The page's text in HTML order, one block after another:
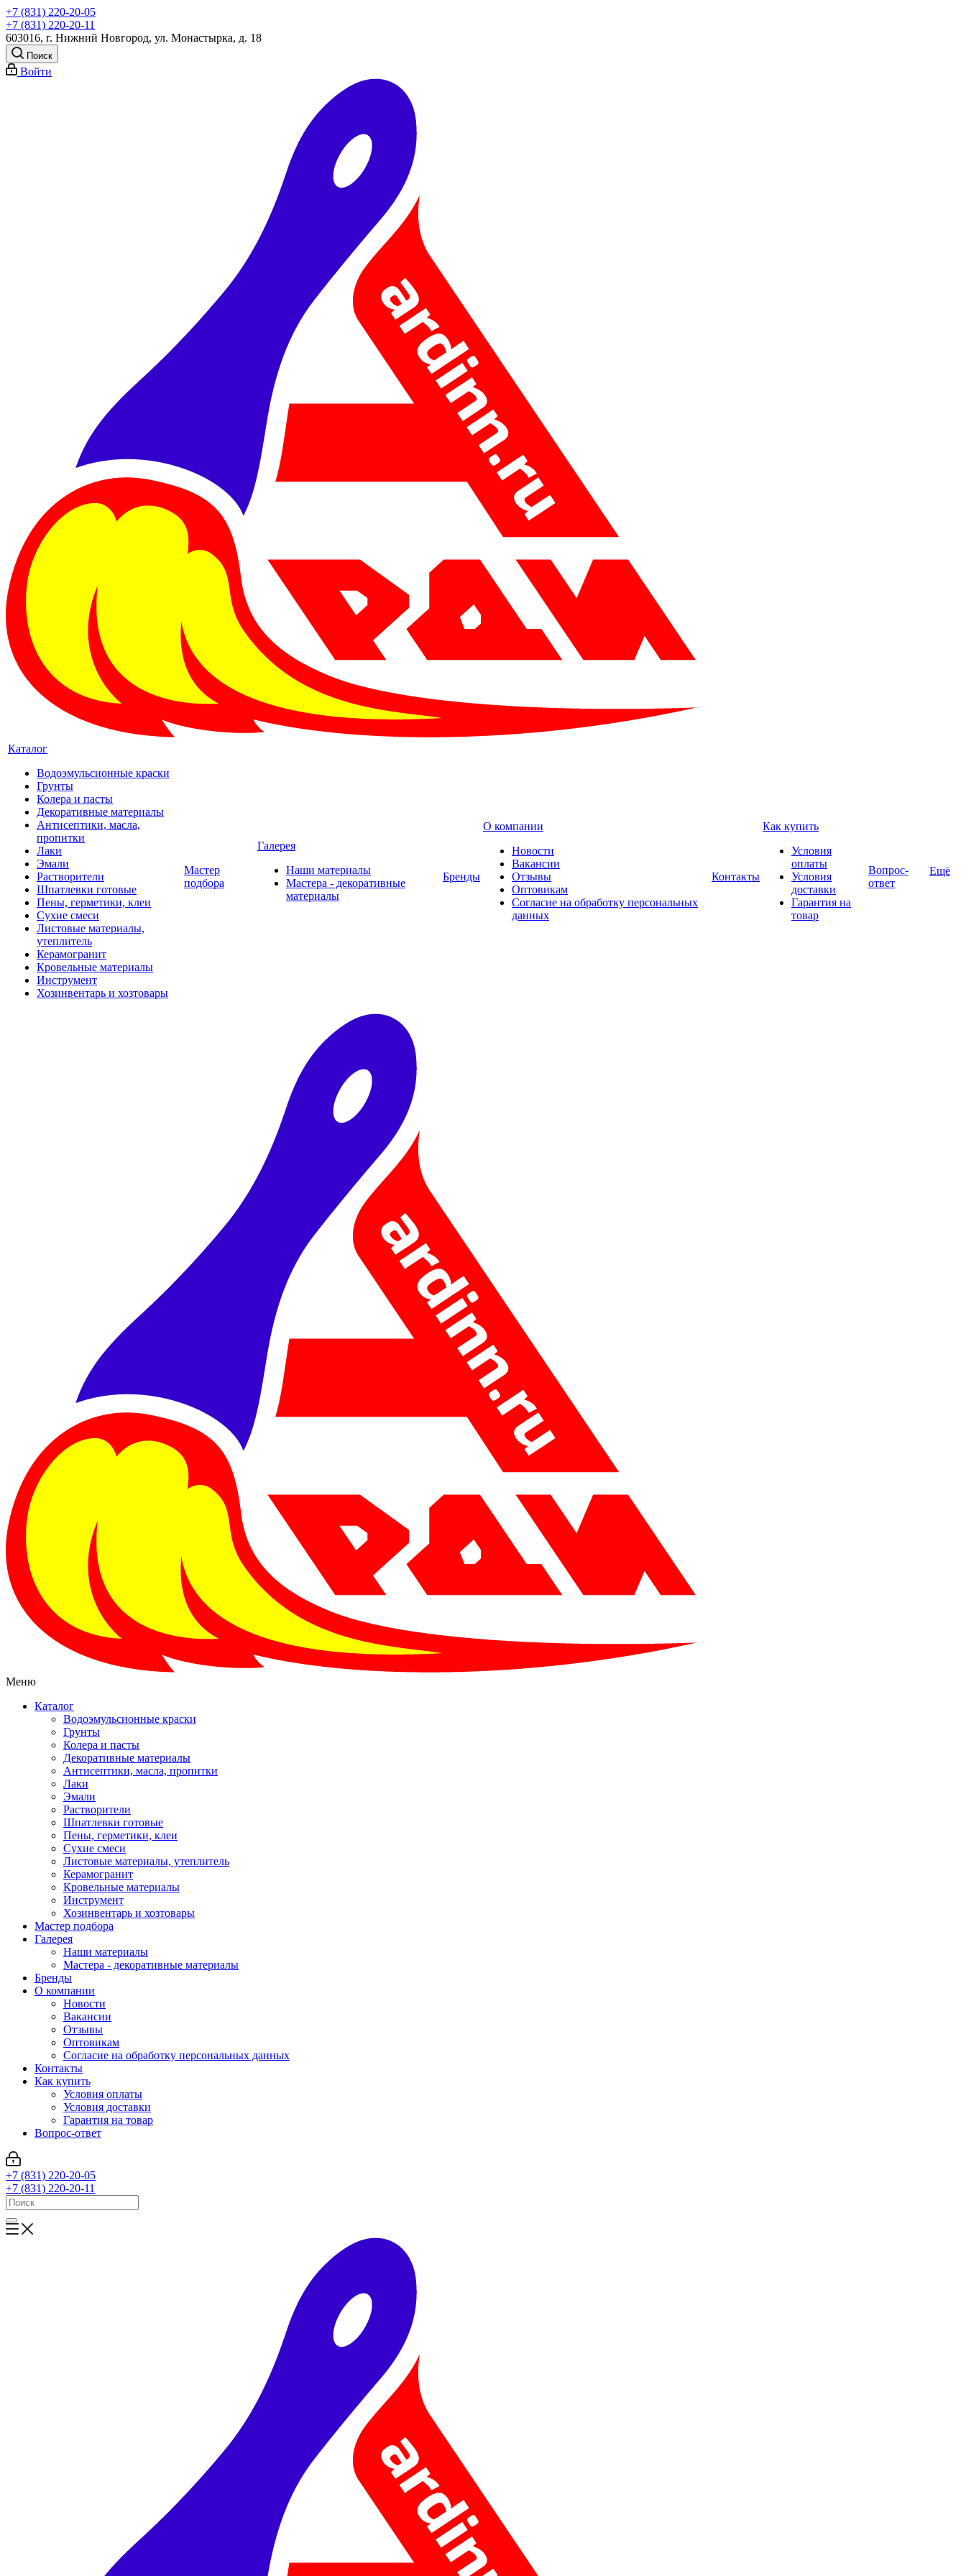
+7 (831) 220-20-05
+7 (831) 220-20-11
603016, г. Нижний Новгород, ул. Монастырка, д. 18
Поиск
Войти
Каталог
Водоэмульсионные краски
Грунты
Колера и пасты
Декоративные материалы
Антисептики, масла,
пропитки
Лаки
Эмали
Растворители
Шпатлевки готовые
Пены, герметики, клеи
Сухие смеси
Листовые материалы,
утеплитель
Керамогранит
Кровельные материалы
Инструмент
Хозинвентарь и хозтовары
Мастер
подбора
Галерея
Наши материалы
Мастера - декоративные
материалы
Бренды
О компании
Новости
Вакансии
Отзывы
Оптовикам
Cогласие на обработку персональных
данных
Контакты
Как купить
Условия
оплаты
Условия
доставки
Гарантия на
товар
Вопрос-
ответ
Ещё
Меню
Каталог
Водоэмульсионные краски
Грунты
Колера и пасты
Декоративные материалы
Антисептики, масла, пропитки
Лаки
Эмали
Растворители
Шпатлевки готовые
Пены, герметики, клеи
Сухие смеси
Листовые материалы, утеплитель
Керамогранит
Кровельные материалы
Инструмент
Хозинвентарь и хозтовары
Мастер подбора
Галерея
Наши материалы
Мастера - декоративные материалы
Бренды
О компании
Новости
Вакансии
Отзывы
Оптовикам
Cогласие на обработку персональных данных
Контакты
Как купить
Условия оплаты
Условия доставки
Гарантия на товар
Вопрос-ответ
+7 (831) 220-20-05
+7 (831) 220-20-11